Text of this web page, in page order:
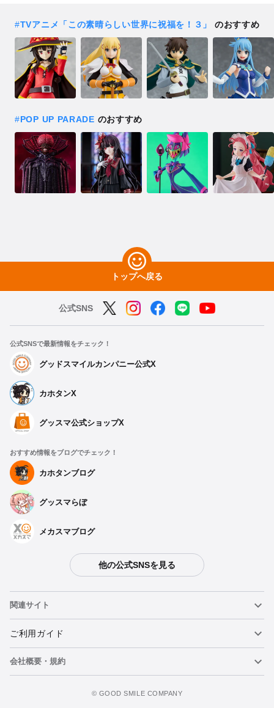
#TVアニメ「この素晴らしい世界に祝福を！３」 のおすすめ
#POP UP PARADE のおすすめ
トップへ戻る
公式SNS
公式SNSで最新情報をチェック！
グッドスマイルカンパニー公式X
カホタンX
グッスマ公式ショップX
おすすめ情報をブログでチェック！
カホタンブログ
グッスマらぼ
メカスマブログ
他の公式SNSを見る
関連サイト
ねんどろいど
ねんどろいどフェイスメーカー
ご利用ガイド
重要なお知らせ
会社概要・規約
©️ GOOD SMILE COMPANY